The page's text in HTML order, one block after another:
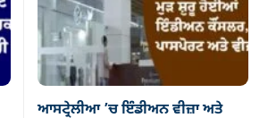
ਆਸਟ੍ਰੇਲੀਆ ’ਚ ਇੰਡੀਅਨ ਵੀਜ਼ਾ ਅਤੇ